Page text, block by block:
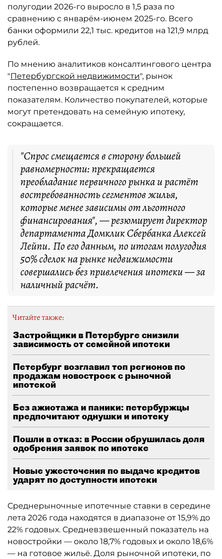
полугодии 2026-го выросло в 1,5 раза по
сравнению с январём-июнем 2025-го. Всего
банки оформили 22,1 тыс. кредитов на 121,9 млрд
рублей.
По мнению аналитиков консалтингового центра
"Петербургской недвижимости", рынок
постепенно возвращается к средним
показателям. Количество покупателей, которые
могут претендовать на семейную ипотеку,
сокращается.
"Спрос смещается в сторону большей
равномерности: прекращается
преобладание первичного рынка и растёт
востребованность сегментов жилья,
которые менее зависимы от льготного
финансирования", — резюмирует директор
департамента Домклик Сбербанка Алексей
Лейпи. По его данным, по итогам полугодия
50% сделок на рынке недвижимости
совершались без привлечения ипотеки — за
наличный расчёт.
Читайте также:
Застройщики в Петербурге снизили
зависимость от семейной ипотеки
Петербург возглавил топ регионов по
продажам новостроек с рыночной
ипотекой
Без ажиотажа и паники: петербуржцы
предпочитают однушки и ипотеку
Пошли в отказ: в России обрушилась доля
одобрения заявок по ипотеке
Новые ужесточения по выдаче кредитов
ударят по доступности ипотеки
Среднерыночные ипотечные ставки в середине
лета 2026 года находятся в диапазоне от 15,9% до
22% годовых. Средневзвешенный показатель на
новостройки — около 18,7% годовых и около 18,6%
— на готовое жильё. Доля рыночной ипотеки, по